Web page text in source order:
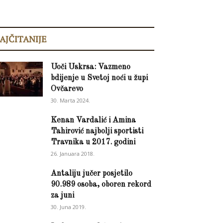
Uoči Uskrsa: Vazmeno
bdijenje u Svetoj noći u župi
Ovčarevo
30. Marta 2024.
Kenan Vardalić i Amina
Tahirović najbolji sportisti
Travnika u 2017. godini
26. Januara 2018.
Antaliju jučer posjetilo
90.989 osoba, oboren rekord
za juni
30. Juna 2019.